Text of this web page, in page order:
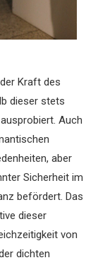
Kraft des
dieser stets
Auch
aber
Sicherheit im
befördert. Das
dieser
von
dichten